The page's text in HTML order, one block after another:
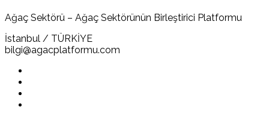
Ağaç Sektörü – Ağaç Sektörünün Birleştirici Platformu
İstanbul / TÜRKİYE
bilgi@agacplatformu.com